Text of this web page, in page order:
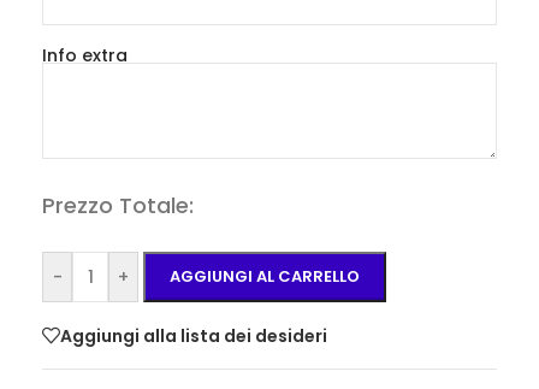
Info extra
Prezzo Totale:
- + AGGIUNGI AL CARRELLO
Aggiungi alla lista dei desideri